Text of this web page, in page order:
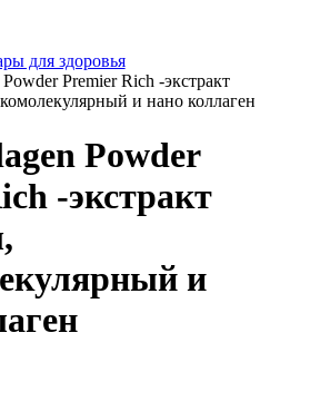
для здоровья
Premier Rich -экстракт
и нано коллаген
Powder
-экстракт
и